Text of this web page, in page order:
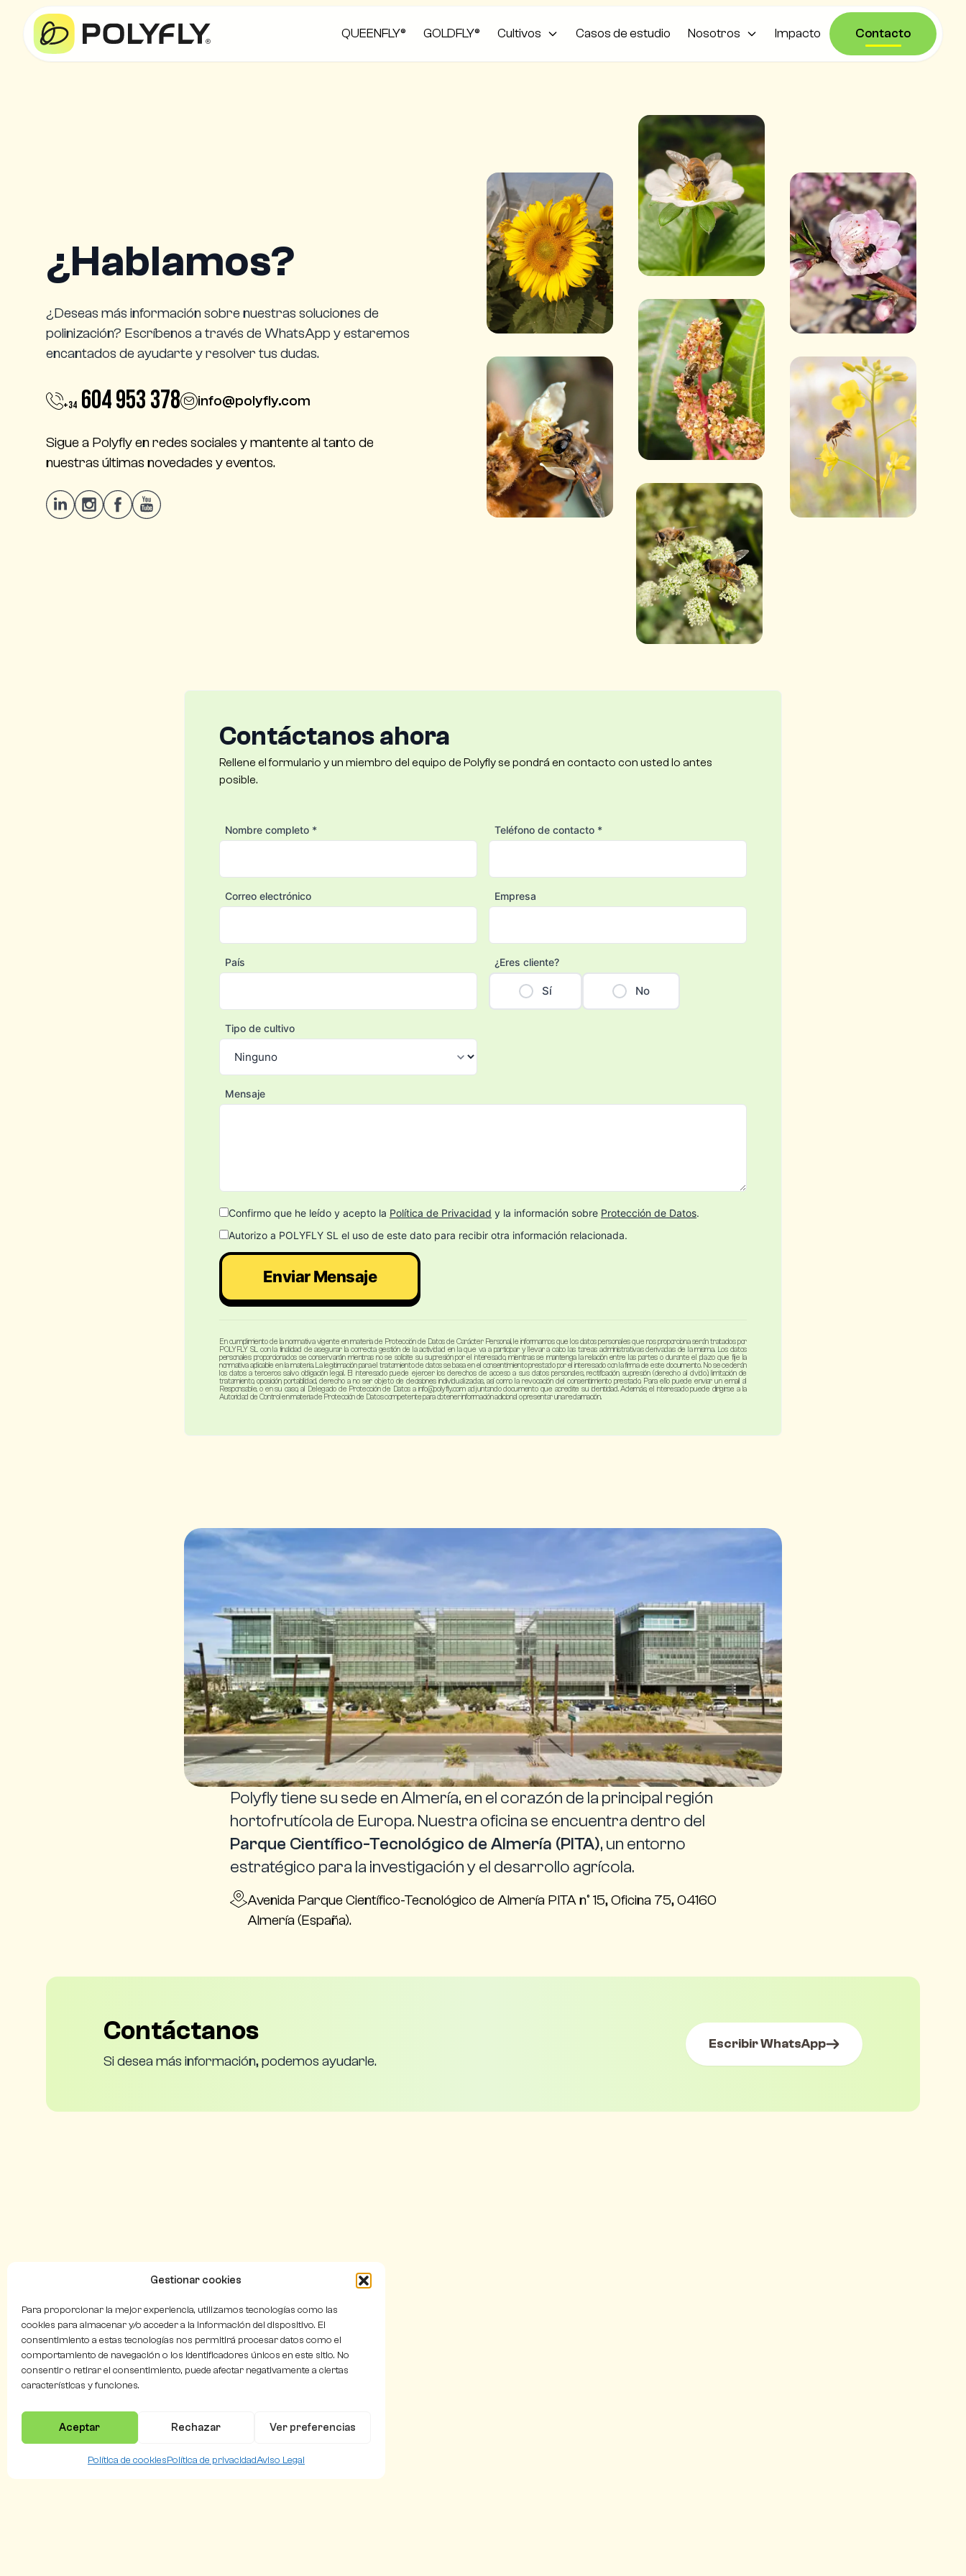
Gestionar cookies
Para proporcionar la mejor experiencia, utilizamos tecnologías como las
cookies para almacenar y/o acceder a la información del dispositivo. El
consentimiento a estas tecnologías nos permitirá procesar datos como el
comportamiento de navegación o los identificadores únicos en este sitio. No
consentir o retirar el consentimiento, puede afectar negativamente a ciertas
características y funciones.
Aceptar Rechazar Ver preferencias
Política de cookiesPolítica de privacidadAviso Legal
QUEENFLY® GOLDFLY® Cultivos Casos de estudio Nosotros Impacto Contacto
¿Hablamos?
¿Deseas más información sobre nuestras soluciones de
polinización? Escríbenos a través de WhatsApp y estaremos
encantados de ayudarte y resolver tus dudas.
+34 604 953 378 info@polyfly.com
Sigue a Polyfly en redes sociales y mantente al tanto de
nuestras últimas novedades y eventos.
Contáctanos ahora
Rellene el formulario y un miembro del equipo de Polyfly se pondrá en contacto con usted lo antes
posible.
Nombre completo * Teléfono de contacto *
Correo electrónico Empresa
País ¿Eres cliente?
Sí No
Tipo de cultivo
Mensaje
Confirmo que he leído y acepto la Política de Privacidad y la información sobre Protección de Datos.
Autorizo a POLYFLY SL el uso de este dato para recibir otra información relacionada.
En cumplimiento de la normativa vigente en materia de Protección de Datos de Carácter Personal, le informamos que los datos personales que nos proporciona serán tratados por
POLYFLY SL con la finalidad de asegurar la correcta gestión de la actividad en la que va a participar y llevar a cabo las tareas administrativas derivadas de la misma. Los datos
personales proporcionados se conservarán mientras no se solicite su supresión por el interesado, mientras se mantenga la relación entre las partes o durante el plazo que fije la
normativa aplicable en la materia. La legitimación para el tratamiento de datos se basa en el consentimiento prestado por el interesado con la firma de este documento. No se cederán
los datos a terceros salvo obligación legal. El interesado puede ejercer los derechos de acceso a sus datos personales, rectificación, supresión (derecho al olvido), limitación de
tratamiento, oposición, portabilidad, derecho a no ser objeto de decisiones individualizadas, así como la revocación del consentimiento prestado. Para ello puede enviar un email al
Responsable, o en su caso, al Delegado de Protección de Datos a info@polyfly.com adjuntando documento que acredite su identidad. Además, el interesado puede dirigirse a la
Autoridad de Control en materia de Protección de Datos competente para obtener información adicional o presentar una reclamación.
Polyfly tiene su sede en Almería, en el corazón de la principal región
hortofrutícola de Europa. Nuestra oficina se encuentra dentro del
Parque Científico-Tecnológico de Almería (PITA), un entorno
estratégico para la investigación y el desarrollo agrícola.
Avenida Parque Científico-Tecnológico de Almería PITA nº 15, Oficina 75, 04160
Almería (España).
Contáctanos
Si desea más información, podemos ayudarle.
Escribir WhatsApp